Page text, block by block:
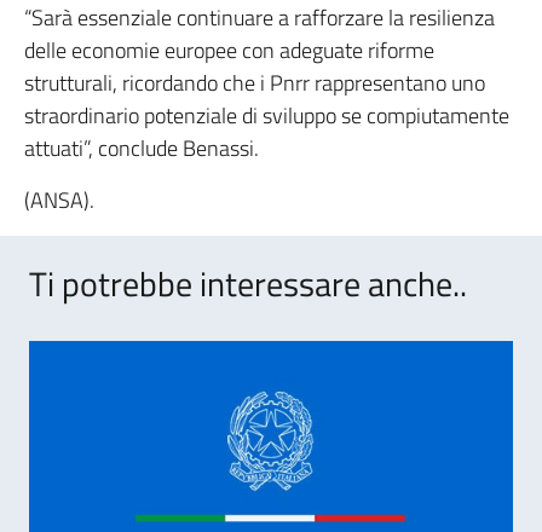
“Sarà essenziale continuare a rafforzare la resilienza
delle economie europee con adeguate riforme
strutturali, ricordando che i Pnrr rappresentano uno
straordinario potenziale di sviluppo se compiutamente
attuati”, conclude Benassi.
(ANSA).
Ti potrebbe interessare anche..